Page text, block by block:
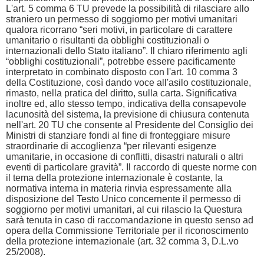
L'art. 5 comma 6 TU prevede la possibilità di rilasciare allo
straniero un permesso di soggiorno per motivi umanitari
qualora ricorrano “seri motivi, in particolare di carattere
umanitario o risultanti da obblighi costituzionali o
internazionali dello Stato italiano”. Il chiaro riferimento agli
“obblighi costituzionali”, potrebbe essere pacificamente
interpretato in combinato disposto con l'art. 10 comma 3
della Costituzione, così dando voce all'asilo costituzionale,
rimasto, nella pratica del diritto, sulla carta. Significativa
inoltre ed, allo stesso tempo, indicativa della consapevole
lacunosità del sistema, la previsione di chiusura contenuta
nell'art. 20 TU che consente al Presidente del Consiglio dei
Ministri di stanziare fondi al fine di fronteggiare misure
straordinarie di accoglienza “per rilevanti esigenze
umanitarie, in occasione di conflitti, disastri naturali o altri
eventi di particolare gravità”. Il raccordo di queste norme con
il tema della protezione internazionale è costante, la
normativa interna in materia rinvia espressamente alla
disposizione del Testo Unico concernente il permesso di
soggiorno per motivi umanitari, al cui rilascio la Questura
sarà tenuta in caso di raccomandazione in questo senso ad
opera della Commissione Territoriale per il riconoscimento
della protezione internazionale (art. 32 comma 3, D.L.vo
25/2008).